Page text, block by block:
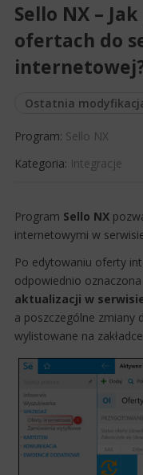
Sello NX –
ofertach do
Ostatnia
Program: Sello NX
Kategoria: Integracje
​Program Sello NX
internetowymi w
Po edytowaniu oferty
odpowiednio
aktualizacji w
a poszczególne zmiany
wylistowane na zakładce